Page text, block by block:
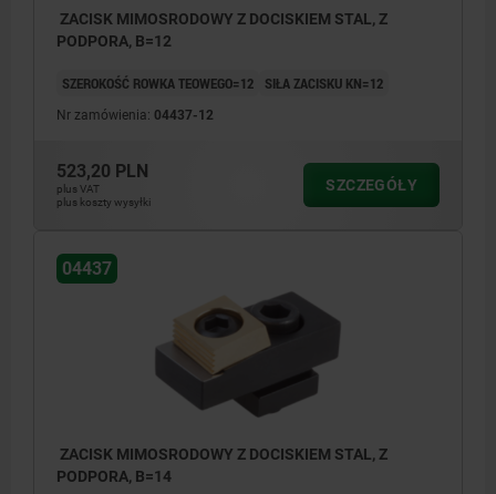
ZACISK MIMOSRODOWY Z DOCISKIEM STAL, Z
PODPORA, B=12
SZEROKOŚĆ ROWKA TEOWEGO=12 SIŁA ZACISKU KN=12
Nr zamówienia: 04437-12
523,20 PLN
plus VAT
plus koszty wysyłki
SZCZEGÓŁY
04437
ZACISK MIMOSRODOWY Z DOCISKIEM STAL, Z
PODPORA, B=14